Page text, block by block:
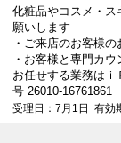
化粧品やコスメ・ス
願いします
・ご来店のお客様
・お客様と専門カ
お任せする業務は
号 26010-16761861
受理日：7月1日 有効